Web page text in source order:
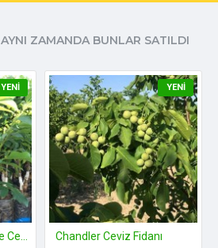
AYNI ZAMANDA BUNLAR SATILDI
YENI YENI
Chandler Ceviz Fidanı